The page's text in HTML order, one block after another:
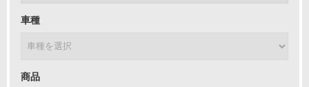
車種
商品